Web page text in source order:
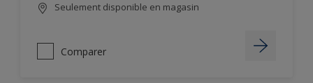
Seulement disponible en magasin
Comparer